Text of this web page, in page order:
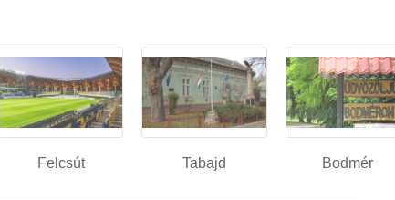
Felcsút Tabajd Bodmér